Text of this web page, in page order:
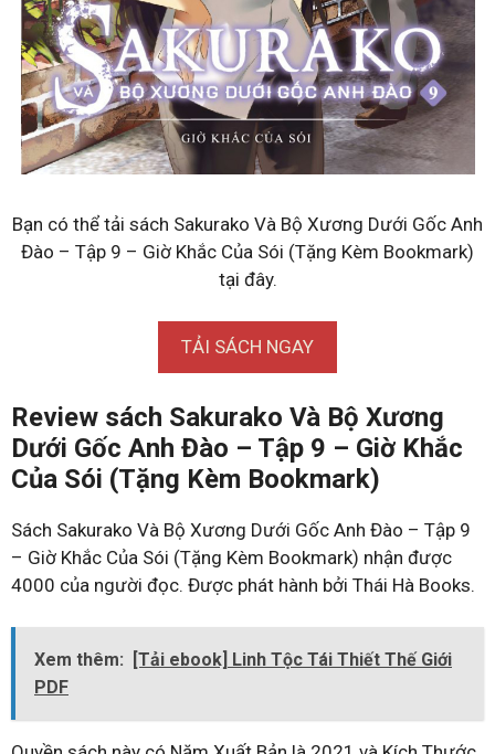
Bạn có thể tải sách Sakurako Và Bộ Xương Dưới Gốc Anh
Đào – Tập 9 – Giờ Khắc Của Sói (Tặng Kèm Bookmark)
tại đây.
TẢI SÁCH NGAY
Review sách Sakurako Và Bộ Xương
Dưới Gốc Anh Đào – Tập 9 – Giờ Khắc
Của Sói (Tặng Kèm Bookmark)
Sách Sakurako Và Bộ Xương Dưới Gốc Anh Đào – Tập 9
– Giờ Khắc Của Sói (Tặng Kèm Bookmark) nhận được
4000 của người đọc. Được phát hành bởi Thái Hà Books.
Xem thêm:
[Tải ebook] Linh Tộc Tái Thiết Thế Giới
PDF